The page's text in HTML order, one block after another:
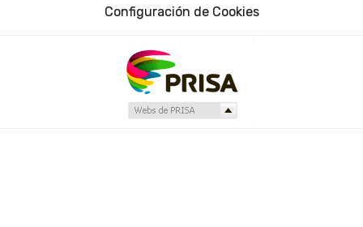
Configuración de Cookies